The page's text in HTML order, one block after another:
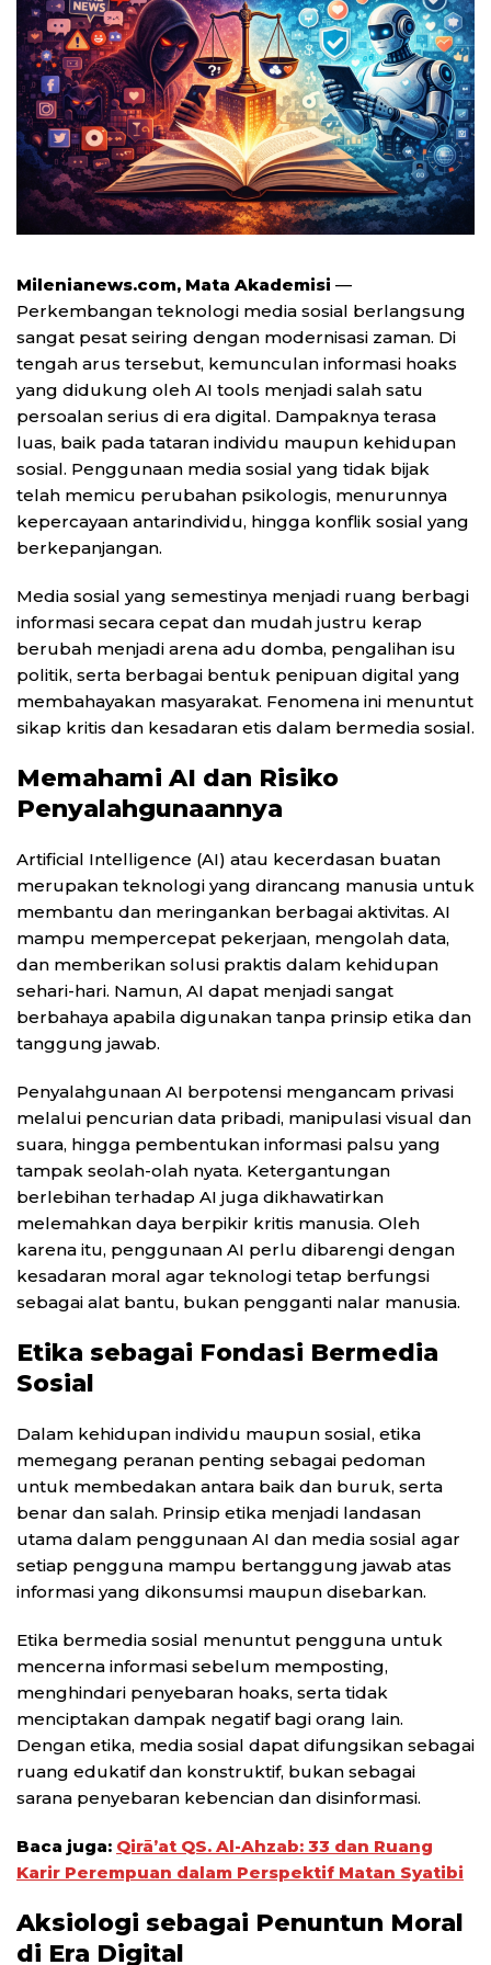
Milenianews.com, Mata Akademisi —
Perkembangan teknologi media sosial berlangsung
sangat pesat seiring dengan modernisasi zaman. Di
tengah arus tersebut, kemunculan informasi hoaks
yang didukung oleh AI tools menjadi salah satu
persoalan serius di era digital. Dampaknya terasa
luas, baik pada tataran individu maupun kehidupan
sosial. Penggunaan media sosial yang tidak bijak
telah memicu perubahan psikologis, menurunnya
kepercayaan antarindividu, hingga konflik sosial yang
berkepanjangan.
Media sosial yang semestinya menjadi ruang berbagi
informasi secara cepat dan mudah justru kerap
berubah menjadi arena adu domba, pengalihan isu
politik, serta berbagai bentuk penipuan digital yang
membahayakan masyarakat. Fenomena ini menuntut
sikap kritis dan kesadaran etis dalam bermedia sosial.
Memahami AI dan Risiko
Penyalahgunaannya
Artificial Intelligence (AI) atau kecerdasan buatan
merupakan teknologi yang dirancang manusia untuk
membantu dan meringankan berbagai aktivitas. AI
mampu mempercepat pekerjaan, mengolah data,
dan memberikan solusi praktis dalam kehidupan
sehari-hari. Namun, AI dapat menjadi sangat
berbahaya apabila digunakan tanpa prinsip etika dan
tanggung jawab.
Penyalahgunaan AI berpotensi mengancam privasi
melalui pencurian data pribadi, manipulasi visual dan
suara, hingga pembentukan informasi palsu yang
tampak seolah-olah nyata. Ketergantungan
berlebihan terhadap AI juga dikhawatirkan
melemahkan daya berpikir kritis manusia. Oleh
karena itu, penggunaan AI perlu dibarengi dengan
kesadaran moral agar teknologi tetap berfungsi
sebagai alat bantu, bukan pengganti nalar manusia.
Etika sebagai Fondasi Bermedia
Sosial
Dalam kehidupan individu maupun sosial, etika
memegang peranan penting sebagai pedoman
untuk membedakan antara baik dan buruk, serta
benar dan salah. Prinsip etika menjadi landasan
utama dalam penggunaan AI dan media sosial agar
setiap pengguna mampu bertanggung jawab atas
informasi yang dikonsumsi maupun disebarkan.
Etika bermedia sosial menuntut pengguna untuk
mencerna informasi sebelum memposting,
menghindari penyebaran hoaks, serta tidak
menciptakan dampak negatif bagi orang lain.
Dengan etika, media sosial dapat difungsikan sebagai
ruang edukatif dan konstruktif, bukan sebagai
sarana penyebaran kebencian dan disinformasi.
Baca juga: Qirā’at QS. Al-Ahzab: 33 dan Ruang
Karir Perempuan dalam Perspektif Matan Syatibi
Aksiologi sebagai Penuntun Moral
di Era Digital